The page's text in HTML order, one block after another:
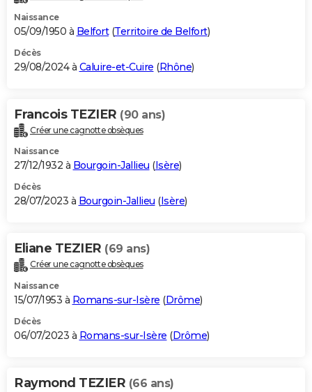
Naissance
05/09/1950 à Belfort(Territoire de Belfort)
Décès
29/08/2024 à Caluire-et-Cuire (Rhône)
Francois TEZIER (90 ans)
Créer une cagnotte obsèques
Naissance
27/12/1932 à Bourgoin-Jallieu (Isère)
Décès
28/07/2023 à Bourgoin-Jallieu (Isère)
Eliane TEZIER (69 ans)
Créer une cagnotte obsèques
Naissance
15/07/1953 à Romans-sur-Isère (Drôme)
Décès
06/07/2023 à Romans-sur-Isère (Drôme)
Raymond TEZIER (66 ans)